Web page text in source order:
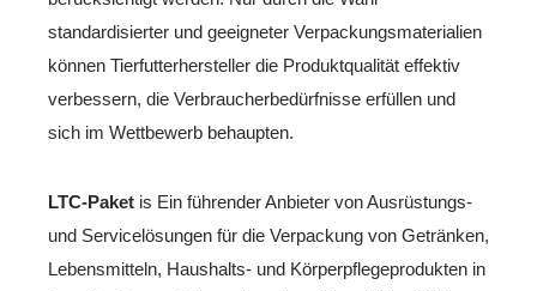
standardisierter und geeigneter Verpackungsmaterialien
können Tierfutterhersteller die Produktqualität effektiv
verbessern, die Verbraucherbedürfnisse erfüllen und
sich im Wettbewerb behaupten.
LTC-Paket is Ein führender Anbieter von Ausrüstungs-
und Servicelösungen für die Verpackung von Getränken,
Lebensmitteln, Haushalts- und Körperpflegeprodukten in